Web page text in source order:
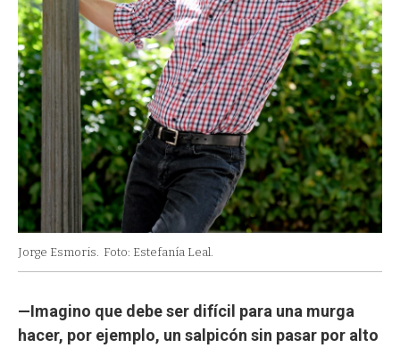
Jorge Esmoris. Foto: Estefanía Leal.
—Imagino que debe ser difícil para una murga
hacer, por ejemplo, un salpicón sin pasar por alto